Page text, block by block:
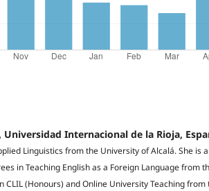
Internacional de la Rioja,
Linguistics from the University of Alcalá. She is
in Teaching English as a Foreign Language from
CLIL (Honours) and Online University Teaching